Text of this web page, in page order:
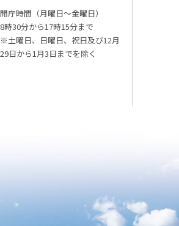
開庁時間（月曜日〜金曜日）
8時30分から17時15分まで
※土曜日、日曜日、祝日及び12月
29日から1月3日までを除く